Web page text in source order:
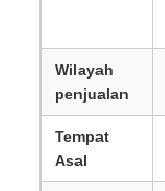
Wilayah
penjualan
Tempat
Asal